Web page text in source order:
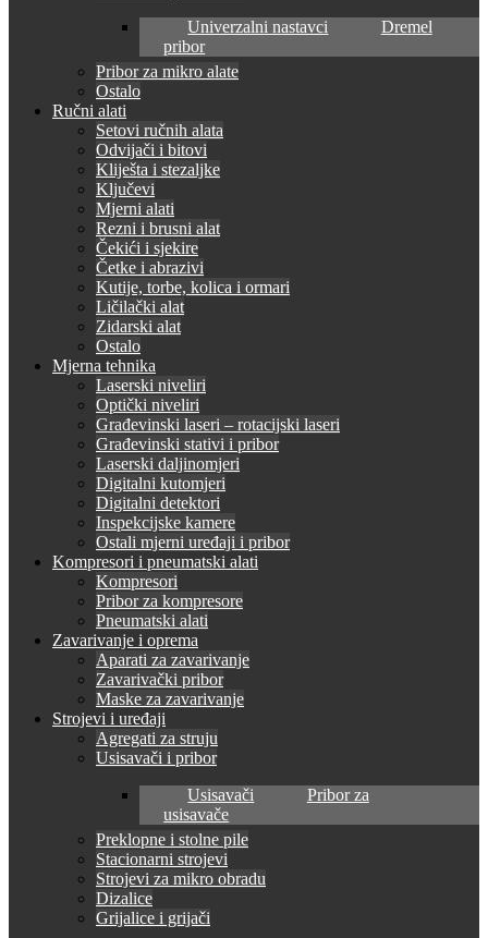
Univerzalni nastavci
Dremel
pribor
Pribor za mikro alate
Ostalo
Ručni alati
Setovi ručnih alata
Odvijači i bitovi
Kliješta i stezaljke
Ključevi
Mjerni alati
Rezni i brusni alat
Čekići i sjekire
Četke i abrazivi
Kutije, torbe, kolica i ormari
Ličilački alat
Zidarski alat
Ostalo
Mjerna tehnika
Laserski niveliri
Optički niveliri
Građevinski laseri – rotacijski laseri
Građevinski stativi i pribor
Laserski daljinomjeri
Digitalni kutomjeri
Digitalni detektori
Inspekcijske kamere
Ostali mjerni uređaji i pribor
Kompresori i pneumatski alati
Kompresori
Pribor za kompresore
Pneumatski alati
Zavarivanje i oprema
Aparati za zavarivanje
Zavarivački pribor
Maske za zavarivanje
Strojevi i uređaji
Agregati za struju
Usisavači i pribor
Usisavači
Pribor za
usisavače
Preklopne i stolne pile
Stacionarni strojevi
Strojevi za mikro obradu
Dizalice
Grijalice i grijači